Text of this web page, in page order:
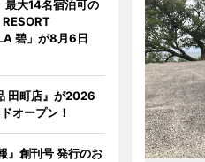
最大14名宿泊可の
碧」が8月6日
田町店』が2026
オープン！
』創刊号 発行のお